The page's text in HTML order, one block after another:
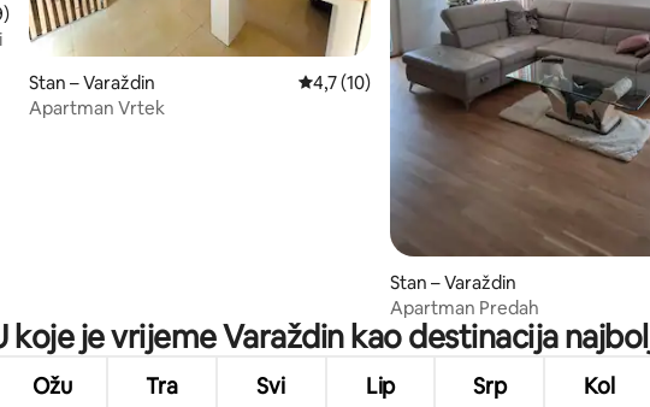
ocjena: 4,89/5, recenzija: 19
Stan – Varaždin
Prosječna ocjena: 4,7/5, recenzija: 10
4,7 (10)
Apartman Vrtek
Stan – Varaždin
Apartman Predah
koje je vrijeme Varaždin kao destinacija
Ožu Tra Svi Lip Srp Kol